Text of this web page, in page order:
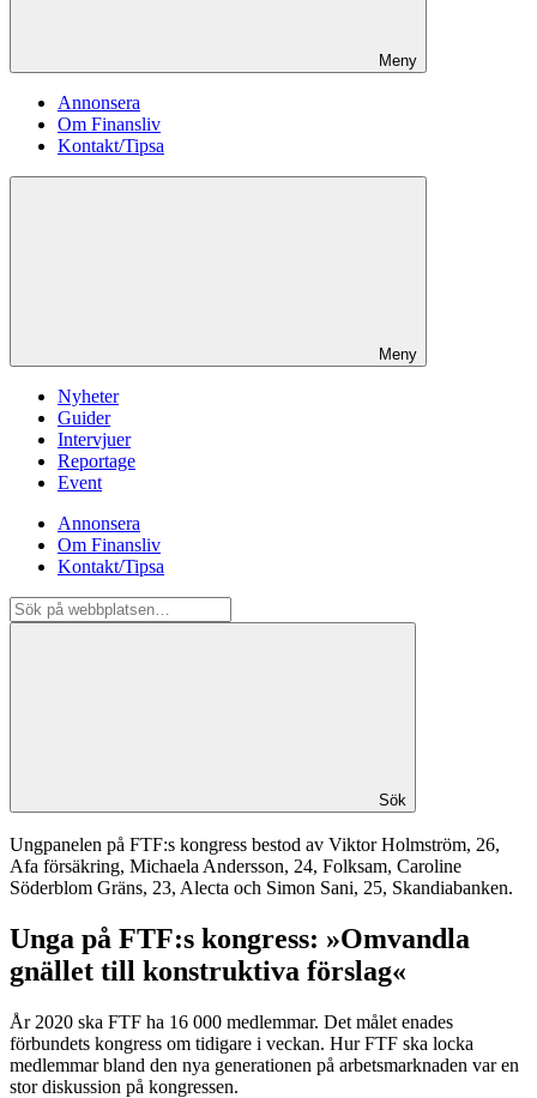
Meny
Annonsera
Om Finansliv
Kontakt/Tipsa
Meny
Nyheter
Guider
Intervjuer
Reportage
Event
Annonsera
Om Finansliv
Kontakt/Tipsa
Sök
Ungpanelen på FTF:s kongress bestod av Viktor Holmström, 26,
Afa försäkring, Michaela Andersson, 24, Folksam, Caroline
Söderblom Gräns, 23, Alecta och Simon Sani, 25, Skandiabanken.
Unga på FTF:s kongress: »Omvandla
gnället till konstruktiva förslag«
År 2020 ska FTF ha 16 000 medlemmar. Det målet enades
förbundets kongress om tidigare i veckan. Hur FTF ska locka
medlemmar bland den nya generationen på arbetsmarknaden var en
stor diskussion på kongressen.